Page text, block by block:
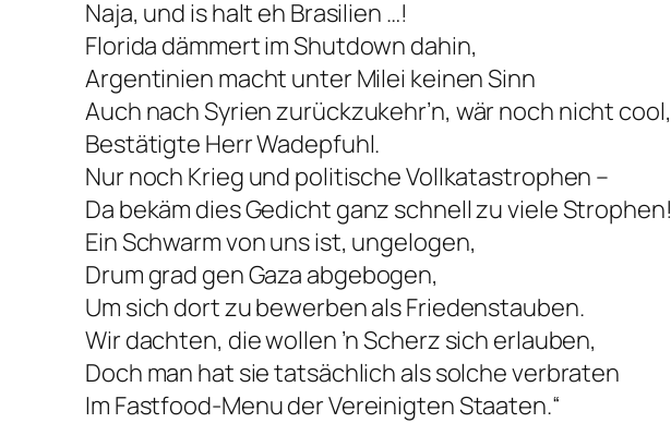
Naja, und is halt eh Brasilien …!
Florida dämmert im Shutdown dahin,
Argentinien macht unter Milei keinen Sinn
Auch nach Syrien zurückzukehr’n, wär noch nicht cool,
Bestätigte Herr Wadepfuhl.
Nur noch Krieg und politische Vollkatastrophen –
Da bekäm dies Gedicht ganz schnell zu viele Strophen!
Ein Schwarm von uns ist, ungelogen,
Drum grad gen Gaza abgebogen,
Um sich dort zu bewerben als Friedenstauben.
Wir dachten, die wollen ’n Scherz sich erlauben,
Doch man hat sie tatsächlich als solche verbraten
Im Fastfood-Menu der Vereinigten Staaten.“